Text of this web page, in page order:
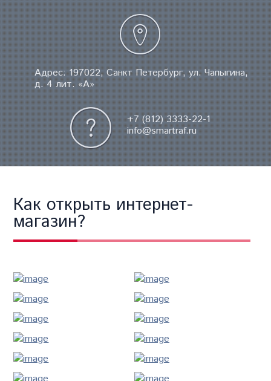
Адрес: 197022, Санкт Петербург, ул. Чапыгина,
д. 4 лит. «А»
+7 (812) 3333-22-1
info@smartraf.ru
Как открыть интернет-
магазин?